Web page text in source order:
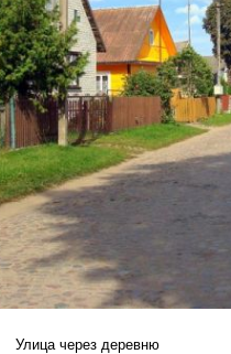
Улица через деревню